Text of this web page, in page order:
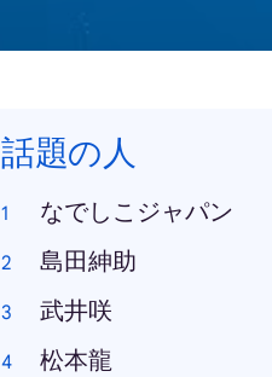
話題の人
なでしこジャパン
島田紳助
武井咲
松本龍